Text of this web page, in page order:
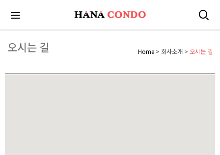
Home > 회사소개 > 오시는 길
오시는 길